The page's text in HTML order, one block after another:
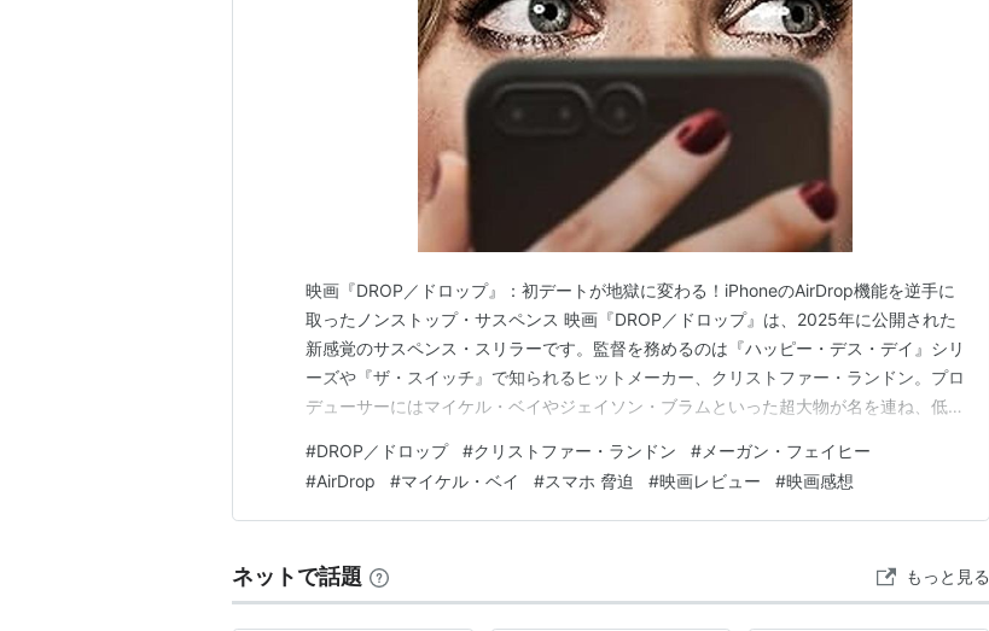
映画『DROP／ドロップ』：初デートが地獄に変わる！iPhoneのAirDrop機能を逆手に
取ったノンストップ・サスペンス 映画『DROP／ドロップ』は、2025年に公開された
新感覚のサスペンス・スリラーです。監督を務めるのは『ハッピー・デス・デイ』シリ
ーズや『ザ・スイッチ』で知られるヒットメーカー、クリストファー・ランドン。プロ
デューサーにはマイケル・ベイやジェイソン・ブラムといった超大物が名を連ね、低予
代社会のツールであるスマホのAirDrop機能を物語の核に据え、一瞬の隙も許さない92
分間の恐怖を描き出します。
#DROP／ドロップ #クリストファー・ランドン # メーガン・フェイヒー
#AirDrop #マイケル・ベイ #スマホ 脅迫 #映画レビュー #映画感想
ネットで話題 もっと見る